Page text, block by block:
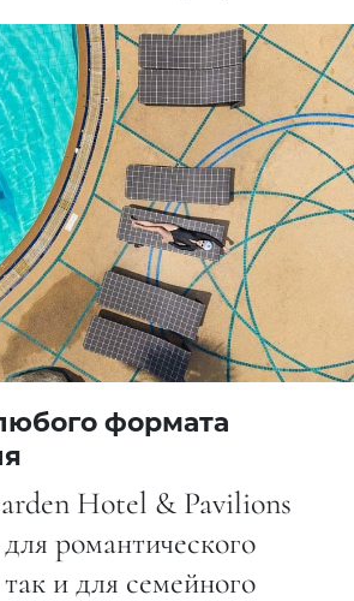
формата
Hotel & Pavilions
романтического
и для семейного